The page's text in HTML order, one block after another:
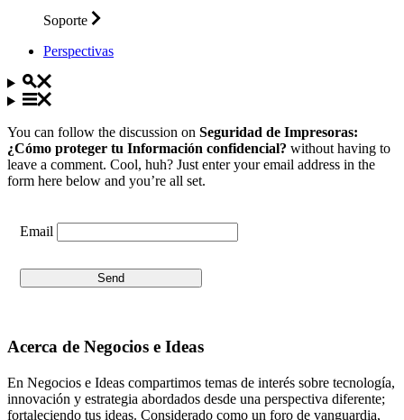
Soporte
Perspectivas
You can follow the discussion on Seguridad de Impresoras:
¿Cómo proteger tu Información confidencial? without having to
leave a comment. Cool, huh? Just enter your email address in the
form here below and you’re all set.
Email
Acerca de Negocios e Ideas
En Negocios e Ideas compartimos temas de interés sobre tecnología,
innovación y estrategia abordados desde una perspectiva diferente;
fortaleciendo tus ideas. Considerado como un foro de vanguardia,